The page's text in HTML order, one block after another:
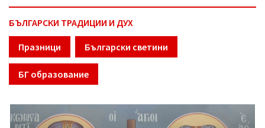
БЪЛГАРСКИ ТРАДИЦИИ И ДУХ
Празници Български светини
БГ образование